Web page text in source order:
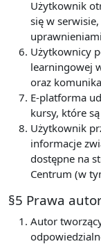
Użytkownik
się w
Użytkownicy
learningowej
oraz
E-platforma
kursy, które
Użytkownik
informacje
dostępne na
Centrum (w
§5 Prawa
Autor